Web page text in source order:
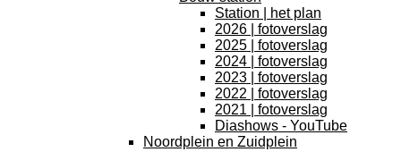
Station | het plan
2026 | fotoverslag
2025 | fotoverslag
2024 | fotoverslag
2023 | fotoverslag
2022 | fotoverslag
2021 | fotoverslag
Diashows - YouTube
Noordplein en Zuidplein